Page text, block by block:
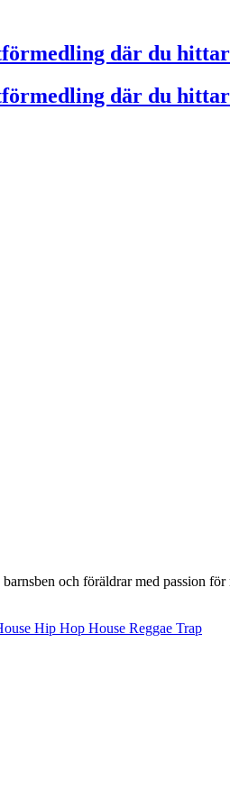
där du
där du
och föräldrar med passion
Hip Hop House Reggae Trap